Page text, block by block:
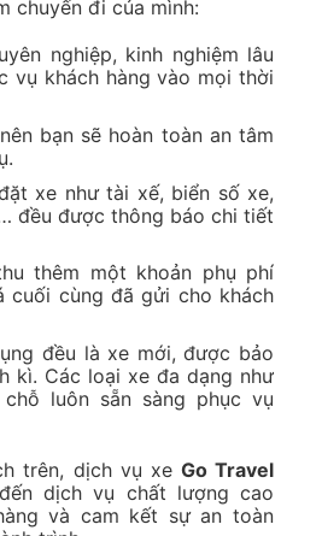
Bài về Thanh Hóa giá rẻ,
kiệm
sẽ gửi đến bạn những kinh
đi taxi Nội Bài về Thanh
toàn, tiết kiệm và thoải mái
trước khi lên xe
điện thoại thông minh và
đã có thể kiểm tra được
sẽ đi từ Nội Bài về Thanh
giản. Để ước tính chi phí và
xác con đường ngắn
lên xe